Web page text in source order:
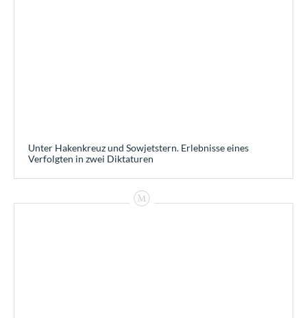
Unter Hakenkreuz und Sowjetstern. Erlebnisse eines
Verfolgten in zwei Diktaturen